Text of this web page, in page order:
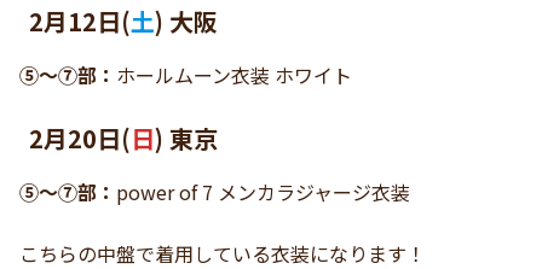
2月12日(土) 大阪
⑤〜⑦部： ホールムーン衣装 ホワイト
2月20日(日) 東京
⑤〜⑦部： power of 7 メンカラジャージ衣装
こちらの中盤で着用している衣装になります！